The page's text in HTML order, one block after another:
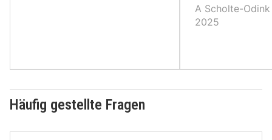
A Scholte-Odink
2025
Häufig gestellte Fragen